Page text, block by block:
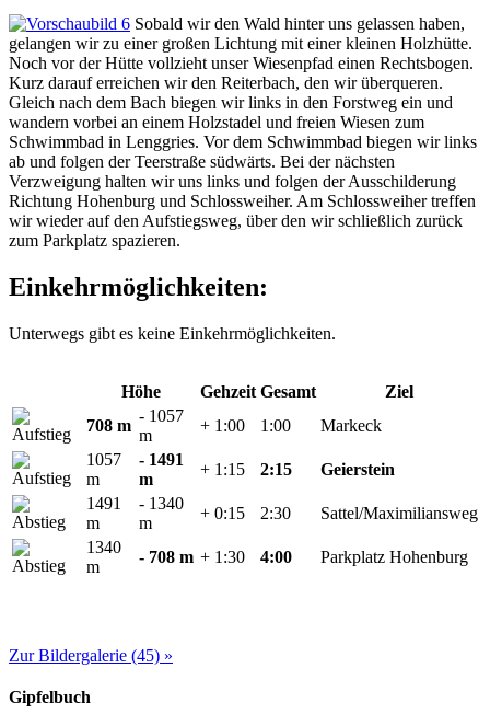
Sobald wir den Wald hinter uns gelassen haben,
gelangen wir zu einer großen Lichtung mit einer kleinen Holzhütte.
Noch vor der Hütte vollzieht unser Wiesenpfad einen Rechtsbogen.
Kurz darauf erreichen wir den Reiterbach, den wir überqueren.
Gleich nach dem Bach biegen wir links in den Forstweg ein und
wandern vorbei an einem Holzstadel und freien Wiesen zum
Schwimmbad in Lenggries. Vor dem Schwimmbad biegen wir links
ab und folgen der Teerstraße südwärts. Bei der nächsten
Verzweigung halten wir uns links und folgen der Ausschilderung
Richtung Hohenburg und Schlossweiher. Am Schlossweiher treffen
wir wieder auf den Aufstiegsweg, über den wir schließlich zurück
zum Parkplatz spazieren.
Einkehrmöglichkeiten:
Unterwegs gibt es keine Einkehrmöglichkeiten.
Höhe Gehzeit Gesamt
Ziel
708 m
- 1057
m
+ 1:00 1:00
Markeck
1057
m
- 1491
m
+ 1:15 2:15
Geierstein
1491
m
- 1340
m
+ 0:15 2:30
Sattel/Maximiliansweg
1340
m
- 708 m + 1:30 4:00 Parkplatz Hohenburg
Zur Bildergalerie (45) »
Gipfelbuch